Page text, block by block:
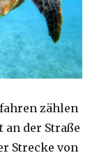
zählen
der Straße
Strecke von